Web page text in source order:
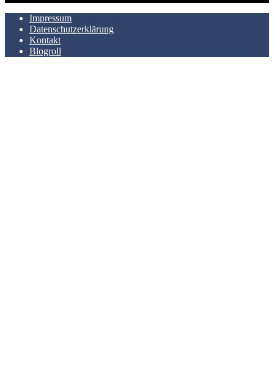
Impressum
Datenschutzerklärung
Kontakt
Blogroll